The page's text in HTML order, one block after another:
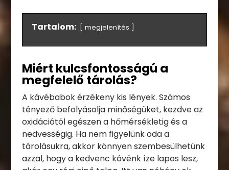
Tartalom: megjelenítés
Miért kulcsfontosságú a
megfelelő tárolás?
A kávébabok érzékeny kis lények. Számos
tényező befolyásolja minőségüket, kezdve az
oxidációtól egészen a hőmérsékletig és a
nedvességig. Ha nem figyelünk oda a
tárolásukra, akkor könnyen szembesülhetünk
azzal, hogy a kedvenc kávénk íze lapos lesz,